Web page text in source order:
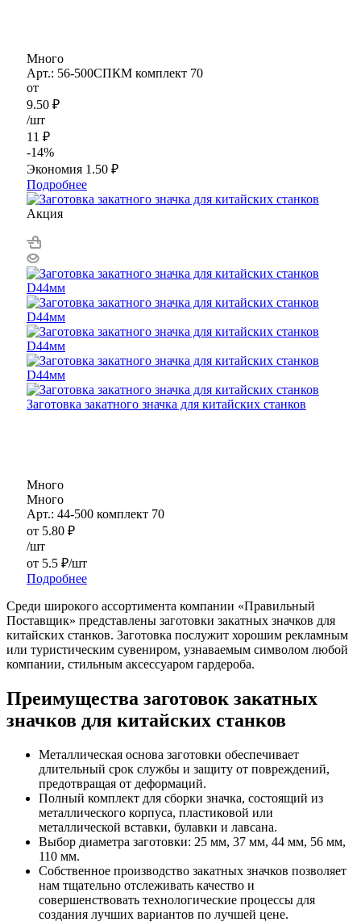
Много
Арт.: 56-500СПКМ комплект 70
от
9.50 ₽
/шт
11 ₽
-14%
Экономия 1.50 ₽
Подробнее
Акция
Заготовка закатного значка для китайских станков
Много
Много
Арт.: 44-500 комплект 70
от 5.80 ₽
/шт
от 5.5 ₽/шт
Подробнее
Среди широкого ассортимента компании «Правильный
Поставщик» представлены заготовки закатных значков для
китайских станков. Заготовка послужит хорошим рекламным
или туристическим сувениром, узнаваемым символом любой
компании, стильным аксессуаром гардероба.
Преимущества заготовок закатных
значков для китайских станков
Металлическая основа заготовки обеспечивает
длительный срок службы и защиту от повреждений,
предотвращая от деформаций.
Полный комплект для сборки значка, состоящий из
металлического корпуса, пластиковой или
металлической вставки, булавки и лавсана.
Выбор диаметра заготовки: 25 мм, 37 мм, 44 мм, 56 мм,
110 мм.
Собственное производство закатных значков позволяет
нам тщательно отслеживать качество и
совершенствовать технологические процессы для
создания лучших вариантов по лучшей цене.